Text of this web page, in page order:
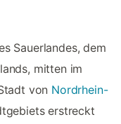
Sauerlandes, dem
mitten im
von Nordrhein-
erstreckt